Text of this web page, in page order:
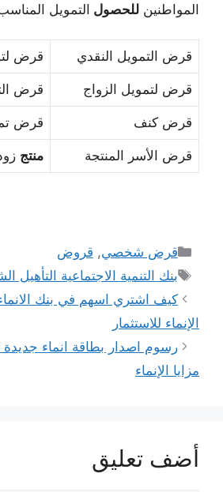
المواطنين للحصول التمويل
قرض التمويل النقدي قرض
قرض لتمويل الزواج قرض
قرض كنف قرض
قرض الأسر المنتجة منتج
التصنيفات
قرض شخصي, قروض
الوسوم
بنك التنمية الاجتماعية التأهيل
الإنماء للاستثمار
مزايا الإنماء
أضف تعليق